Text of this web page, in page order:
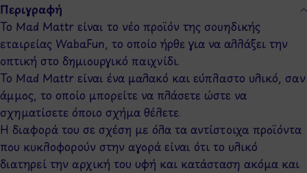
Περιγραφή
Το Mad Mattr είναι το νέο προϊόν της σουηδικής
εταιρείας WabaFun, το οποίο ήρθε για να αλλάξει την
οπτική στο δημιουργικό παιχνίδι.
Το Mad Mattr είναι ένα μαλακό και εύπλαστο υλικό, σαν
άμμος, το οποίο μπορείτε να πλάσετε ώστε να
σχηματίσετε όποιο σχήμα θέλετε.
H διαφορά του σε σχέση με όλα τα αντίστοιχα προϊόντα
που κυκλοφορούν στην αγορά είναι ότι το υλικό
διατηρεί την αρχική του υφή και κατάσταση ακόμα και